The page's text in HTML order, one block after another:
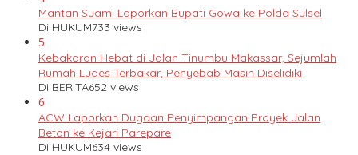
Mantan Suami Laporkan Bupati Gowa ke Polda Sulsel
Di HUKUM733 views
5
Kebakaran Hebat di Jalan Tinumbu Makassar, Sejumlah
Rumah Ludes Terbakar, Penyebab Masih Diselidiki
Di BERITA652 views
6
ACW Laporkan Dugaan Penyimpangan Proyek Jalan
Beton ke Kejari Parepare
Di HUKUM634 views